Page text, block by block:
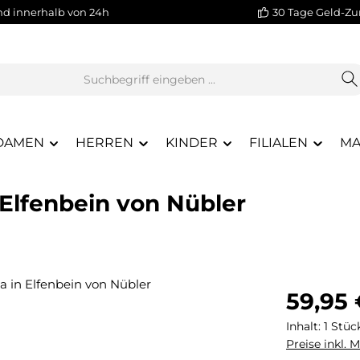
innerhalb von 24h 30 Tage Geld-
HERREN KINDER FILIALEN
von Nübler
Regulärer
59,95
Inhalt: 1
Preise inkl.